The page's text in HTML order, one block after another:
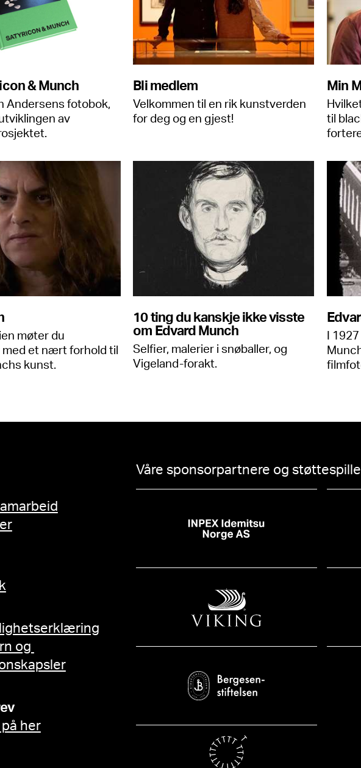
& Munch
Andersens fotobok,
av
Bli medlem
Velkommen til en rik kunstverden
for deg og en gjest!
Min
til
møter du
et nært forhold til
kunst.
10 ting du kanskje ikke visste
om Edvard Munch
Selfier, malerier i snøballer, og
Vigeland-forakt.
I
og
her
Våre sponsorpartnere og